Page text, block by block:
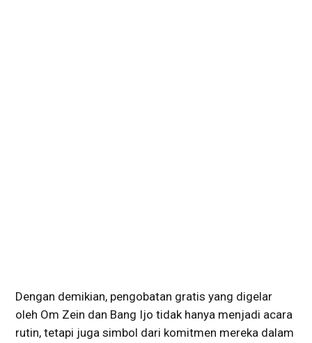
Dengan demikian, pengobatan gratis yang digelar
oleh Om Zein dan Bang Ijo tidak hanya menjadi acara
rutin, tetapi juga simbol dari komitmen mereka dalam